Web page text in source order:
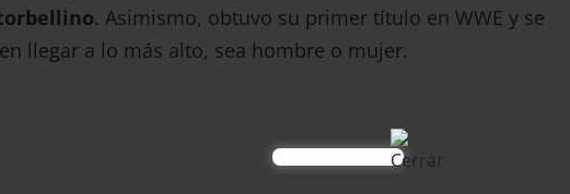
. Asimismo, obtuvo su primer título en WWE y se
llegar a lo más alto, sea hombre o mujer.